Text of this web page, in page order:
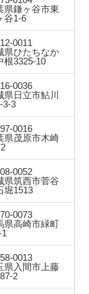
県鎌ヶ谷市東
谷1-6
0011
県ひたちなか
根3325-10
0036
県日立市鮎川
3-3
0016
県茂原市木崎
0052
県筑西市菅谷
堀1513
0073
県高崎市緑町
0013
県入間市上藤
2